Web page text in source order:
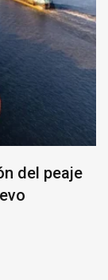
del peaje